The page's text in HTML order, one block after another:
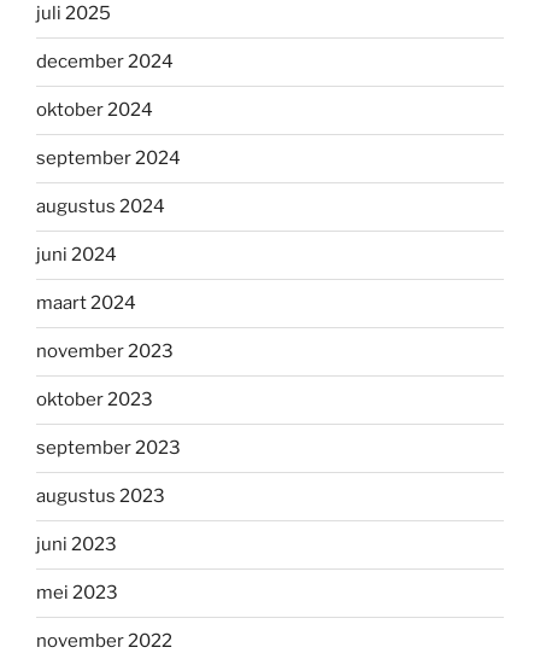
juli 2025
december 2024
oktober 2024
september 2024
augustus 2024
juni 2024
maart 2024
november 2023
oktober 2023
september 2023
augustus 2023
juni 2023
mei 2023
november 2022